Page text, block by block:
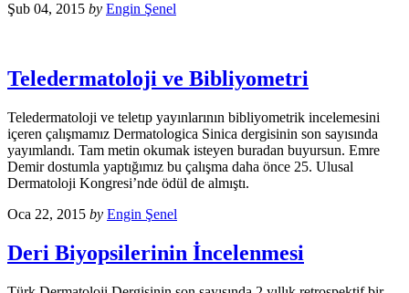
Şub 04, 2015 by Engin Şenel
Teledermatoloji ve Bibliyometri
Teledermatoloji ve teletıp yayınlarının bibliyometrik incelemesini
içeren çalışmamız Dermatologica Sinica dergisinin son sayısında
yayımlandı. Tam metin okumak isteyen buradan buyursun. Emre
Demir dostumla yaptığımız bu çalışma daha önce 25. Ulusal
Dermatoloji Kongresi’nde ödül de almıştı.
Oca 22, 2015 by Engin Şenel
Deri Biyopsilerinin İncelenmesi